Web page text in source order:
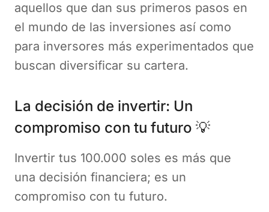
aquellos que dan sus primeros pasos en
el mundo de las inversiones así como
para inversores más experimentados que
buscan diversificar su cartera.
La decisión de invertir: Un
compromiso con tu futuro 💡
Invertir tus 100.000 soles es más que
una decisión financiera; es un
compromiso con tu futuro.